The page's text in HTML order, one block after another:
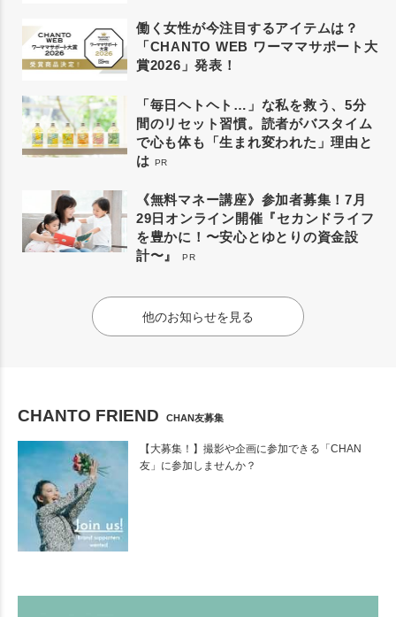
働く女性が今注目するアイテムは？
「CHANTO WEB ワーママサポート大
賞2026」発表！
「毎日ヘトヘト…」な私を救う、5分
間のリセット習慣。読者がバスタイム
で心も体も「生まれ変われた」理由と
は PR
《無料マネー講座》参加者募集！7月
29日オンライン開催『セカンドライフ
を豊かに！〜安心とゆとりの資金設
計〜』
PR
他のお知らせを見る
CHANTO FRIEND CHAN友募集
【大募集！】撮影や企画に参加できる「CHAN
友」に参加しませんか？